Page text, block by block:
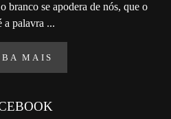
branco se apodera de nós, que o
a palavra ...
MAIS